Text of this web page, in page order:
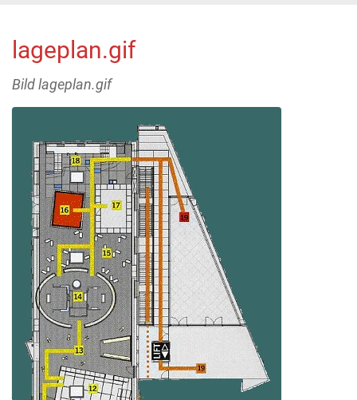
lageplan.gif
Bild lageplan.gif